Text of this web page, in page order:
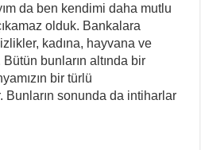
da ben kendimi daha mutlu
olduk. Bankalara
kadına, hayvana ve
bunların altında bir
bir türlü
Bunların sonunda da intiharlar